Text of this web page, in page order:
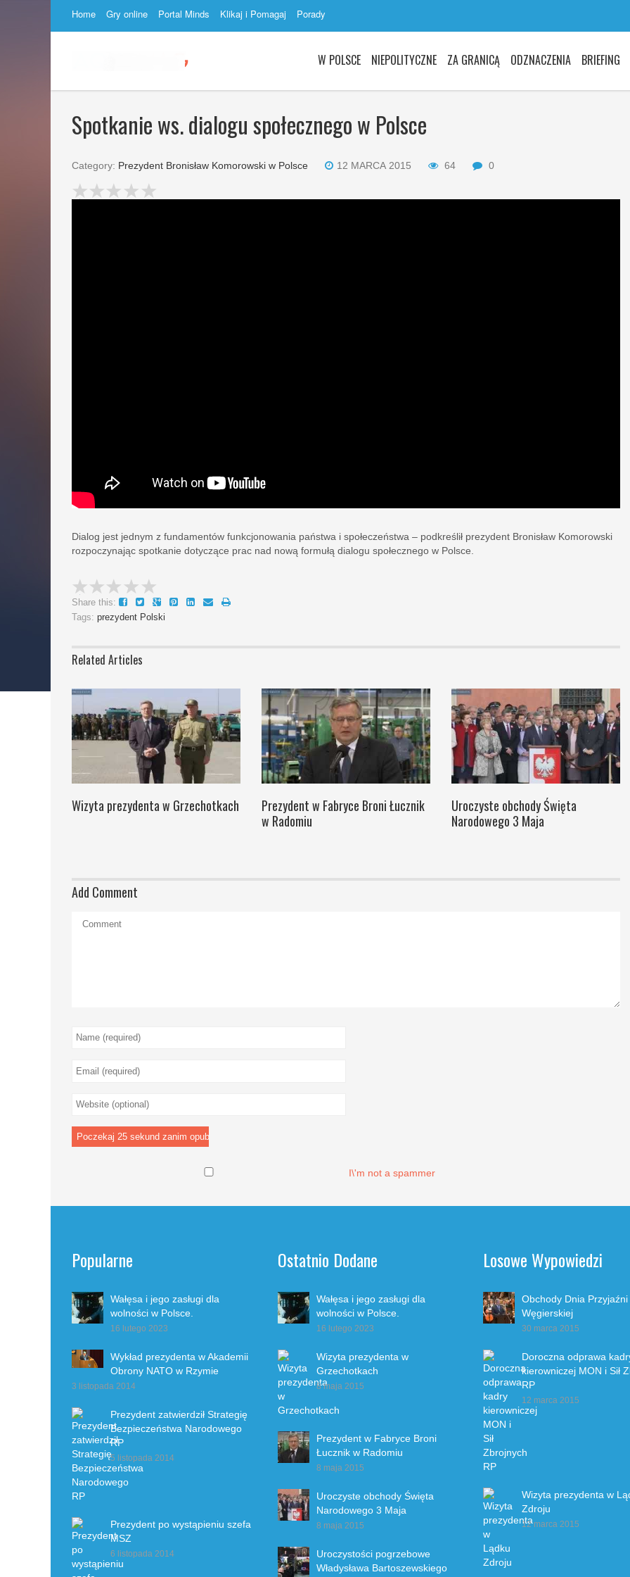
Home Gry online Portal Minds Klikaj i Pomagaj Porady
W POLSCE NIEPOLITYCZNE ZA GRANICĄ ODZNACZENIA BRIEFING
Spotkanie ws. dialogu społecznego w Polsce
Category: Prezydent Bronisław Komorowski w Polsce 12 MARCA 2015 64 0
Dialog jest jednym z fundamentów funkcjonowania państwa i społeczeństwa – podkreślił prezydent Bronisław Komorowski
rozpoczynając spotkanie dotyczące prac nad nową formułą dialogu społecznego w Polsce.
Share this:
Tags: prezydent Polski
Related Articles
Wizyta prezydenta w Grzechotkach
Prezydent w Fabryce Broni Łucznik
w Radomiu
Uroczyste obchody Święta
Narodowego 3 Maja
Add Comment
I\'m not a spammer
Popularne
Wałęsa i jego zasługi dla
wolności w Polsce.
16 lutego 2023
Wykład prezydenta w Akademii
Obrony NATO w Rzymie
3 listopada 2014
Prezydent zatwierdził Strategię
Bezpieczeństwa Narodowego
RP
5 listopada 2014
Prezydent po wystąpieniu szefa
MSZ
6 listopada 2014
Ostatnio Dodane
Wałęsa i jego zasługi dla
wolności w Polsce.
16 lutego 2023
Wizyta prezydenta w
Grzechotkach
8 maja 2015
Prezydent w Fabryce Broni
Łucznik w Radomiu
8 maja 2015
Uroczyste obchody Święta
Narodowego 3 Maja
8 maja 2015
Uroczystości pogrzebowe
Władysława Bartoszewskiego
Losowe Wypowiedzi
Obchody Dnia Przyjaźni
Węgierskiej
30 marca 2015
Doroczna odprawa
kierowniczej MON i Sił
RP
12 marca 2015
Wizyta prezydenta w
Zdroju
12 marca 2015